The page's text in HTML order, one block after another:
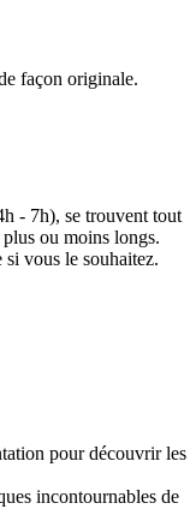
façon originale.
- 7h), se trouvent tout
ou moins longs.
vous le souhaitez.
pour découvrir les
incontournables de